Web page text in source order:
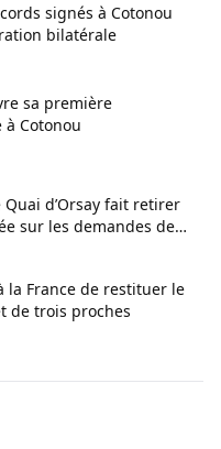
signés à Cotonou
bilatérale
sa première
Cotonou
d’Orsay fait retirer
sur les demandes de
la France de restituer le
de trois proches